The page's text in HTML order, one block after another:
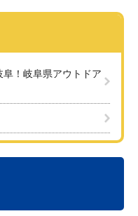
！岐阜県アウトドア